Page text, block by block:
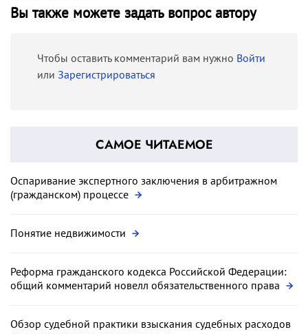
Вы также можете задать вопрос автору
Чтобы оставить комментарий вам нужно Войти
или Зарегистрироваться
САМОЕ ЧИТАЕМОЕ
Оспаривание экспертного заключения в арбитражном
(гражданском) процессе
Понятие недвижимости
Реформа гражданского кодекса Российской Федерации:
общий комментарий новелл обязательственного права
Обзор судебной практики взыскания судебных расходов